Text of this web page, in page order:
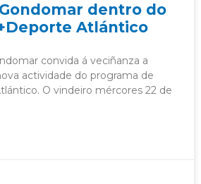
dentro do
Atlántico
convida á veciñanza a
actividade do programa de
O vindeiro mércores 22 de